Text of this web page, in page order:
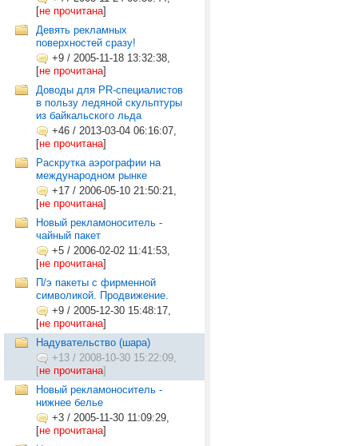
[не прочитана]
Девять рекламных
поверхностей сразу!
+9 / 2005-11-18 13:32:38,
[не прочитана]
Доводы для PR-специалистов
в пользу ледяной скульптуры
из байкальского льда
+46 / 2013-03-04 06:16:07,
[не прочитана]
Раскрутка аэрографии на
международном рынке
+17 / 2006-05-10 21:50:21,
[не прочитана]
Новый рекламоноситель -
чайный пакет
+5 / 2006-02-02 11:41:53,
[не прочитана]
П/э пакеты с фирменной
символикой. Продвижение.
+9 / 2005-12-30 15:48:17,
[не прочитана]
Надувательство (шара)
+13 / 2008-10-30 15:22:09,
[не прочитана]
Новый рекламоноситель -
нижнее белье
+3 / 2005-11-30 11:09:29,
[не прочитана]